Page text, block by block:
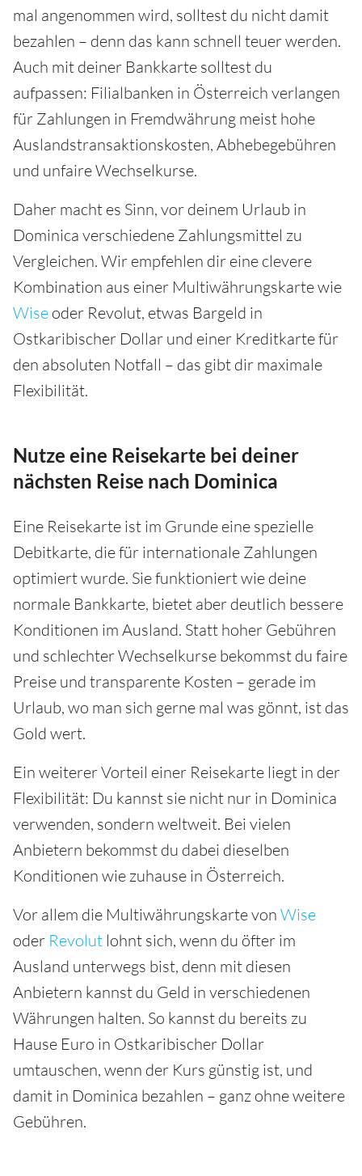
mal angenommen wird, solltest du nicht damit
bezahlen – denn das kann schnell teuer werden.
Auch mit deiner Bankkarte solltest du
aufpassen: Filialbanken in Österreich verlangen
für Zahlungen in Fremdwährung meist hohe
Auslandstransaktionskosten, Abhebegebühren
und unfaire Wechselkurse.
Daher macht es Sinn, vor deinem Urlaub in
Dominica verschiedene Zahlungsmittel zu
Vergleichen. Wir empfehlen dir eine clevere
Kombination aus einer Multiwährungskarte wie
Wise oder Revolut, etwas Bargeld in
Ostkaribischer Dollar und einer Kreditkarte für
den absoluten Notfall – das gibt dir maximale
Flexibilität.
Nutze eine Reisekarte bei deiner
nächsten Reise nach Dominica
Eine Reisekarte ist im Grunde eine spezielle
Debitkarte, die für internationale Zahlungen
optimiert wurde. Sie funktioniert wie deine
normale Bankkarte, bietet aber deutlich bessere
Konditionen im Ausland. Statt hoher Gebühren
und schlechter Wechselkurse bekommst du faire
Preise und transparente Kosten – gerade im
Urlaub, wo man sich gerne mal was gönnt, ist das
Gold wert.
Ein weiterer Vorteil einer Reisekarte liegt in der
Flexibilität: Du kannst sie nicht nur in Dominica
verwenden, sondern weltweit. Bei vielen
Anbietern bekommst du dabei dieselben
Konditionen wie zuhause in Österreich.
Vor allem die Multiwährungskarte von Wise
oder Revolut lohnt sich, wenn du öfter im
Ausland unterwegs bist, denn mit diesen
Anbietern kannst du Geld in verschiedenen
Währungen halten. So kannst du bereits zu
Hause Euro in Ostkaribischer Dollar
umtauschen, wenn der Kurs günstig ist, und
damit in Dominica bezahlen – ganz ohne weitere
Gebühren.